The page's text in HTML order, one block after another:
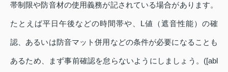
帯制限や防音材の使用義務が記されている場合があります。
たとえば平日午後などの時間帯や、L値（遮音性能）の確
認、あるいは防音マット併用などの条件が必要になることも
あるため、まず事前確認を怠らないようにしましょう。([abl